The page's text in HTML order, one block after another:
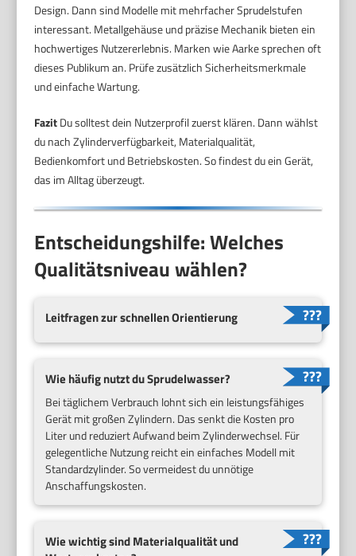
Design. Dann sind Modelle mit mehrfacher Sprudelstufen
interessant. Metallgehäuse und präzise Mechanik bieten ein
hochwertiges Nutzererlebnis. Marken wie Aarke sprechen oft
dieses Publikum an. Prüfe zusätzlich Sicherheitsmerkmale
und einfache Wartung.
FazitDu solltest dein Nutzerprofil zuerst klären. Dann wählst
du nach Zylinderverfügbarkeit, Materialqualität,
Bedienkomfort und Betriebskosten. So findest du ein Gerät,
das im Alltag überzeugt.
Entscheidungshilfe: Welches
Qualitätsniveau wählen?
Leitfragen zur schnellen Orientierung
Wie häufig nutzt du Sprudelwasser?
Bei täglichem Verbrauch lohnt sich ein leistungsfähiges
Gerät mit großen Zylindern. Das senkt die Kosten pro
Liter und reduziert Aufwand beim Zylinderwechsel. Für
gelegentliche Nutzung reicht ein einfaches Modell mit
Standardzylinder. So vermeidest du unnötige
Anschaffungskosten.
Wie wichtig sind Materialqualität und